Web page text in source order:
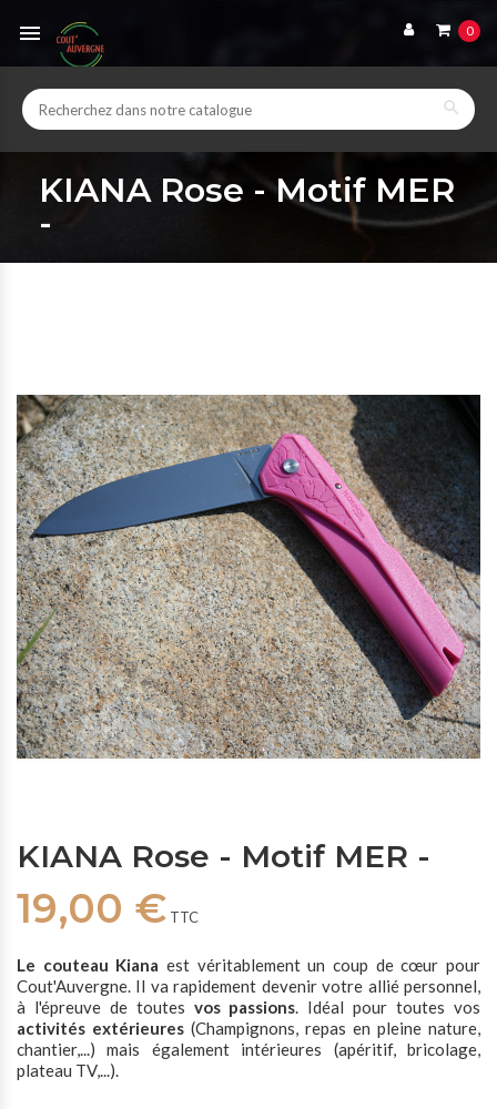
 0

KIANA Rose - Motif MER
-
KIANA Rose - Motif MER -
19,00 € TTC
Le couteau Kiana est véritablement un coup de cœur pour
Cout'Auvergne. Il va rapidement devenir votre allié personnel,
à l'épreuve de toutes vos passions. Idéal pour toutes vos
activités extérieures (Champignons, repas en pleine nature,
chantier,...) mais également intérieures (apéritif, bricolage,
plateau TV,...).